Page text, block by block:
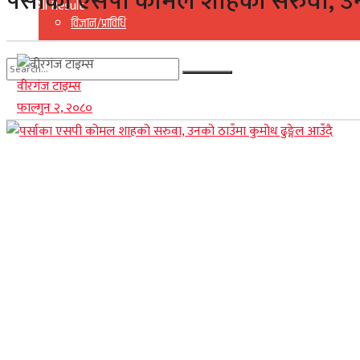
विज्ञान/प्राविधि
No Result
View All Result
View All Result
वीरगंज टाइम्स
फाल्गुन २, २०८०